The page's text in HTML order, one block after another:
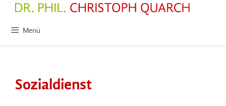
springenMenü
Sozialdienst